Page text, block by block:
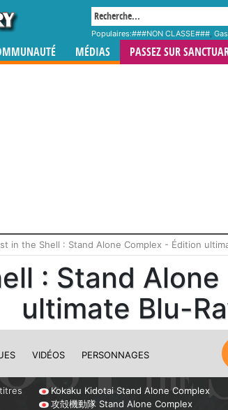
Populaires:###NON CLASSE###,
MÉDIAS PASSEZ SUR
in the Shell : Stand Alone Complex - Édition
: Stand
ultimate Blu-
VIDÉOS PERSONNAGES
Kokaku Kidotai Stand Alone Complex
攻殻機動隊 Stand Alone Complex